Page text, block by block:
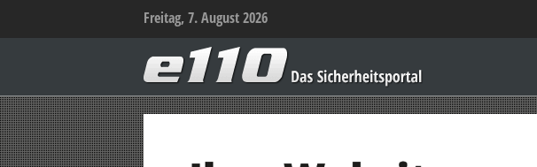
Freitag, 7. August 2026
–
Das
Sicherheitsportal